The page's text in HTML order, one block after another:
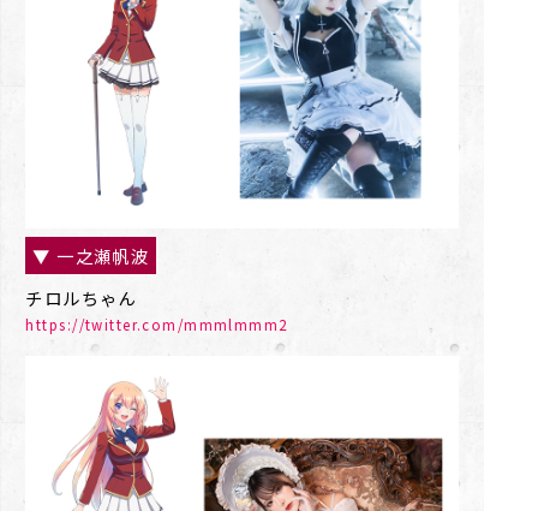
▼ 一之瀬帆波
チロルちゃん
https://twitter.com/mmmlmmm2